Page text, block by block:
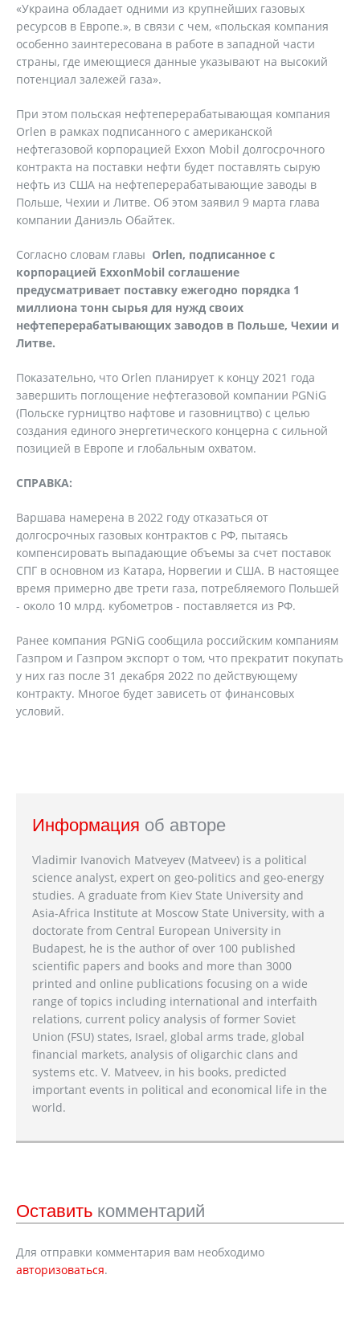
«Украина обладает одними из крупнейших газовых
ресурсов в Европе.», в связи с чем, «польская компания
особенно заинтересована в работе в западной части
страны, где имеющиеся данные указывают на высокий
потенциал залежей газа».
При этом польская нефтеперерабатывающая компания
Orlen в рамках подписанного с американской
нефтегазовой корпорацией Exxon Mobil долгосрочного
контракта на поставки нефти будет поставлять сырую
нефть из США на нефтеперерабатывающие заводы в
Польше, Чехии и Литве. Об этом заявил 9 марта глава
компании Даниэль Обайтек.
Согласно словам главы Orlen, подписанное с
корпорацией ExxonMobil соглашение
предусматривает поставку ежегодно порядка 1
миллиона тонн сырья для нужд своих
нефтеперерабатывающих заводов в Польше, Чехии и
Литве.
Показательно, что Orlen планирует к концу 2021 года
завершить поглощение нефтегазовой компании PGNiG
(Польске гурництво нафтове и газовництво) с целью
создания единого энергетического концерна с сильной
позицией в Европе и глобальным охватом.
СПРАВКА:
Варшава намерена в 2022 году отказаться от
долгосрочных газовых контрактов с РФ, пытаясь
компенсировать выпадающие объемы за счет поставок
СПГ в основном из Катара, Норвегии и США. В настоящее
время примерно две трети газа, потребляемого Польшей
- около 10 млрд. кубометров - поставляется из РФ.
Ранее компания PGNiG сообщила российским компаниям
Газпром и Газпром экспорт о том, что прекратит покупать
у них газ после 31 декабря 2022 по действующему
контракту. Многое будет зависеть от финансовых
условий.
Информация об авторе
Vladimir Ivanovich Matveyev (Matveev) is a political
science analyst, expert on geo-politics and geo-energy
studies. A graduate from Kiev State University and
Asia-Africa Institute at Moscow State University, with a
doctorate from Central European University in
Budapest, he is the author of over 100 published
scientific papers and books and more than 3000
printed and online publications focusing on a wide
range of topics including international and interfaith
relations, current policy analysis of former Soviet
Union (FSU) states, Israel, global arms trade, global
financial markets, analysis of oligarchic clans and
systems etc. V. Matveev, in his books, predicted
important events in political and economical life in the
world.
Оставить комментарий
Для отправки комментария вам необходимо
авторизоваться.